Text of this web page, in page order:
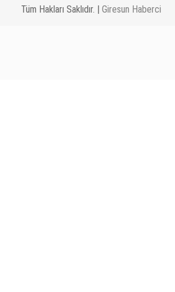
Tüm Hakları Saklıdır. | Giresun Haberci